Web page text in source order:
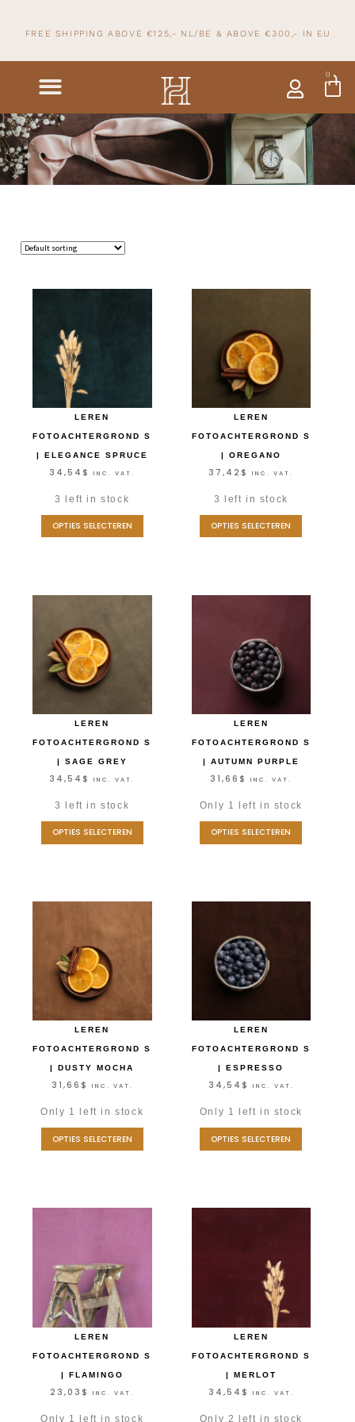
FREE SHIPPING ABOVE €125,- NL/BE & ABOVE €300,- IN EU
0
LEREN
FOTOACHTERGROND S
| ELEGANCE SPRUCE
34,54 $ INC. VAT.
3 left in stock
OPTIES SELECTEREN
LEREN
FOTOACHTERGROND S
| OREGANO
37,42 $ INC. VAT.
3 left in stock
OPTIES SELECTEREN
LEREN
FOTOACHTERGROND S
| SAGE GREY
34,54 $ INC. VAT.
3 left in stock
OPTIES SELECTEREN
LEREN
FOTOACHTERGROND S
| AUTUMN PURPLE
31,66 $ INC. VAT.
Only 1 left in stock
OPTIES SELECTEREN
LEREN
FOTOACHTERGROND S
| DUSTY MOCHA
31,66 $ INC. VAT.
Only 1 left in stock
OPTIES SELECTEREN
LEREN
FOTOACHTERGROND S
| ESPRESSO
34,54 $ INC. VAT.
Only 1 left in stock
OPTIES SELECTEREN
LEREN
FOTOACHTERGROND S
| FLAMINGO
23,03 $ INC. VAT.
Only 1 left in stock
LEREN
FOTOACHTERGROND S
| MERLOT
34,54 $ INC. VAT.
Only 2 left in stock